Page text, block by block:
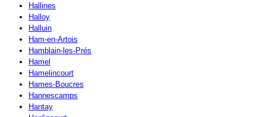
Hallines
Halloy
Halluin
Ham-en-Artois
Hamblain-les-Prés
Hamel
Hamelincourt
Hames-Boucres
Hannescamps
Hantay